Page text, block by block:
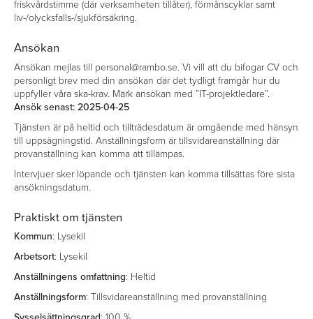
friskvårdstimme (där verksamheten tillåter), förmånscyklar samt
liv-/olycksfalls-/sjukförsäkring.
Ansökan
Ansökan mejlas till personal@rambo.se. Vi vill att du bifogar CV och
personligt brev med din ansökan där det tydligt framgår hur du
uppfyller våra ska-krav. Märk ansökan med ”IT-projektledare”.
Ansök senast: 2025-04-25
Tjänsten är på heltid och tillträdesdatum är omgående med hänsyn
till uppsägningstid. Anställningsform är tillsvidareanställning där
provanställning kan komma att tillämpas.
Intervjuer sker löpande och tjänsten kan komma tillsättas före sista
ansökningsdatum.
Praktiskt om tjänsten
Kommun: Lysekil
Arbetsort: Lysekil
Anställningens omfattning: Heltid
Anställningsform: Tillsvidareanställning med provanställning